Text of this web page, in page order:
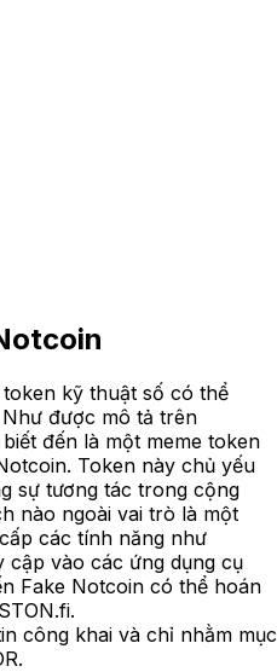
kỹ thuật số có thể
được mô tả trên
đến là một meme token
Token này chủ yếu
sự tương tác trong cộng
nào ngoài vai trò là một
các tính năng như
cập vào các ứng dụng cụ
Fake Notcoin có thể hoán
công khai và chỉ nhằm mục